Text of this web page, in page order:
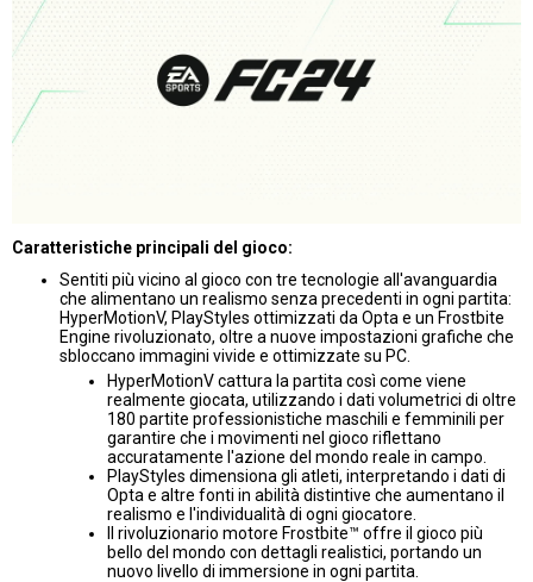
Caratteristiche principali del gioco:
Sentiti più vicino al gioco con tre tecnologie all'avanguardia
che alimentano un realismo senza precedenti in ogni partita:
HyperMotionV, PlayStyles ottimizzati da Opta e un Frostbite
Engine rivoluzionato, oltre a nuove impostazioni grafiche che
sbloccano immagini vivide e ottimizzate su PC.
HyperMotionV cattura la partita così come viene
realmente giocata, utilizzando i dati volumetrici di oltre
180 partite professionistiche maschili e femminili per
garantire che i movimenti nel gioco riflettano
accuratamente l'azione del mondo reale in campo.
PlayStyles dimensiona gli atleti, interpretando i dati di
Opta e altre fonti in abilità distintive che aumentano il
realismo e l'individualità di ogni giocatore.
Il rivoluzionario motore Frostbite™ offre il gioco più
bello del mondo con dettagli realistici, portando un
nuovo livello di immersione in ogni partita.